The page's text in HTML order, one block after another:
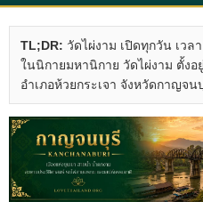
TL;DR: วัดไผ่งาม เปิดทุกวัน เวล
ในนิกายมหานิกาย วัดไผ่งาม ตั้งอ
อำเภอห้วยกระเจา จังหวัดกาญจน